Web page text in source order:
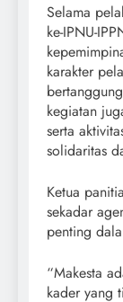
Selama
ke-IPNU-
karakter
kegiatan
serta
solidaritas
Ketua
sekadar
penting
“Makesta
kader yang